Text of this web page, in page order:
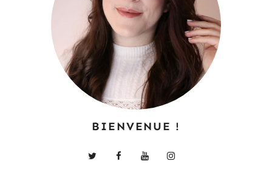
BIENVENUE !